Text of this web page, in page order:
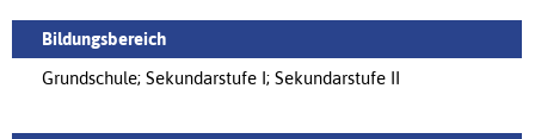
Bildungsbereich
Grundschule; Sekundarstufe I; Sekundarstufe II